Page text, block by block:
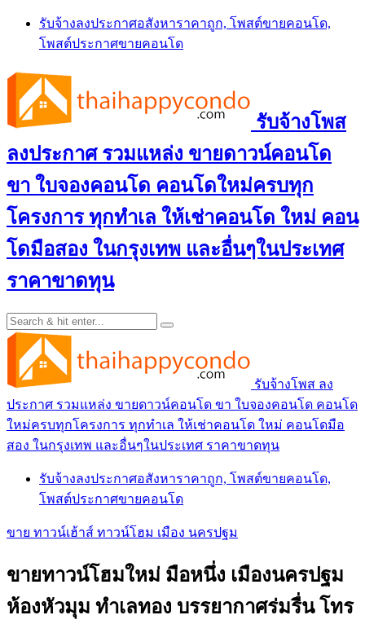
Skip
content
รับจ้างลงประกาศอสังหาราคาถูก, โพสต์ขายคอนโด,
โพสต์ประกาศขายคอนโด
รับจ้างโพส
ลงประกาศ รวมแหล่ง ขายดาวน์คอนโด
ขา ใบจองคอนโด คอนโดใหม่ครบทุก
โครงการ ทุกทำเล ให้เช่าคอนโด ใหม่ คอน
โดมือสอง ในกรุงเทพ และอื่นๆในประเทศ
ราคาขาดทุน
รับจ้างโพส ลง
ประกาศ รวมแหล่ง ขายดาวน์คอนโด ขา ใบจองคอนโด คอนโด
ใหม่ครบทุกโครงการ ทุกทำเล ให้เช่าคอนโด ใหม่ คอนโดมือ
สอง ในกรุงเทพ และอื่นๆในประเทศ ราคาขาดทุน
รับจ้างลงประกาศอสังหาราคาถูก, โพสต์ขายคอนโด,
โพสต์ประกาศขายคอนโด
ขาย ทาวน์เฮ้าส์ ทาวน์โฮม เมือง นครปฐม
ขายทาวน์โฮมใหม่ มือหนึ่ง เมืองนครปฐม
ห้องหัวมุม ทำเลทอง บรรยากาศร่มรื่น โทร